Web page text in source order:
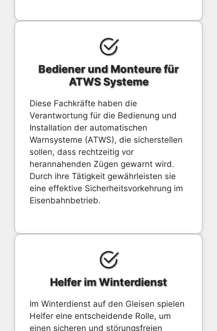
Bediener und Monteure für
ATWS Systeme
Diese Fachkräfte haben die
Verantwortung für die Bedienung und
Installation der automatischen
Warnsysteme (ATWS), die sicherstellen
sollen, dass rechtzeitig vor
herannahenden Zügen gewarnt wird.
Durch ihre Tätigkeit gewährleisten sie
eine effektive Sicherheitsvorkehrung im
Eisenbahnbetrieb.
Helfer im Winterdienst
Im Winterdienst auf den Gleisen spielen
Helfer eine entscheidende Rolle, um
einen sicheren und störungsfreien